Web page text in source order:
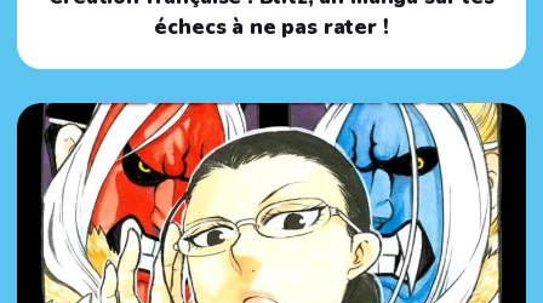
échecs à ne pas rater !